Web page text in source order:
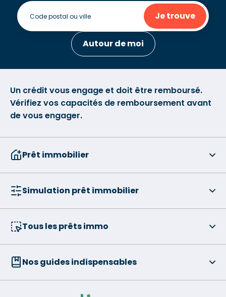
Je trouve
Autour de moi
Un crédit vous engage et doit être remboursé.
Vérifiez vos capacités de remboursement avant
de vous engager.
Prêt immobilier
Simulation prêt immobilier
Tous les prêts immo
Nos guides indispensables